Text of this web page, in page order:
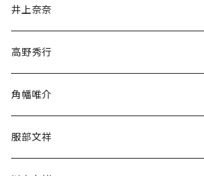
文学・小説・物語
随筆・ノンフィクション・その他
井上奈奈
高野秀行
角幡唯介
服部文祥